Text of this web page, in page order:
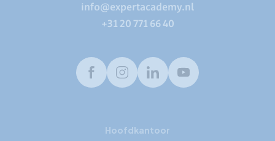
info@expertacademy.nl
+31 20 771 66 40
FacebookInstagramLinkedInYoutube
Hoofdkantoor